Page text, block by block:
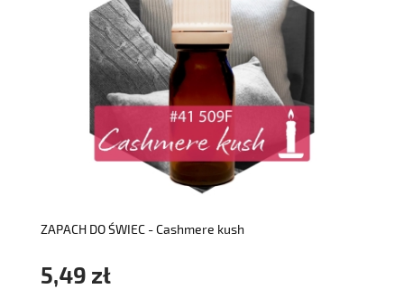
ZAPACH DO ŚWIEC - Cashmere kush
5,49 zł
do koszyka